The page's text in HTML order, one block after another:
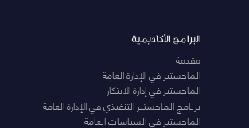
البرامج الأكاديمية
مقدمة
الماجستير في الإدارة العامة
الماجستير في إدارة الابتكار
برنامج الماجستير التنفيذي في الإدارة العامة
الماجستير في السياسات العامة